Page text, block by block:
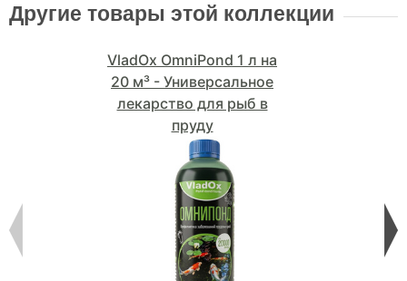
Другие товары этой коллекции
VladOx OmniPond 1 л на
20 м³ - Универсальное
лекарство для рыб в
пруду